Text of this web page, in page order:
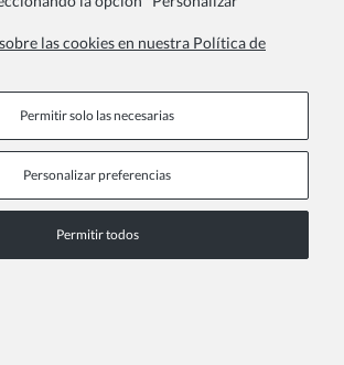
38,00 €
las cookies en nuestra Política de
Permitir solo las necesarias
Personalizar preferencias
Permitir todos